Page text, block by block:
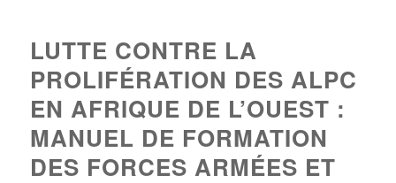
LUTTE CONTRE LA
PROLIFÉRATION DES ALPC
EN AFRIQUE DE L’OUEST :
MANUEL DE FORMATION
DES FORCES ARMÉES ET